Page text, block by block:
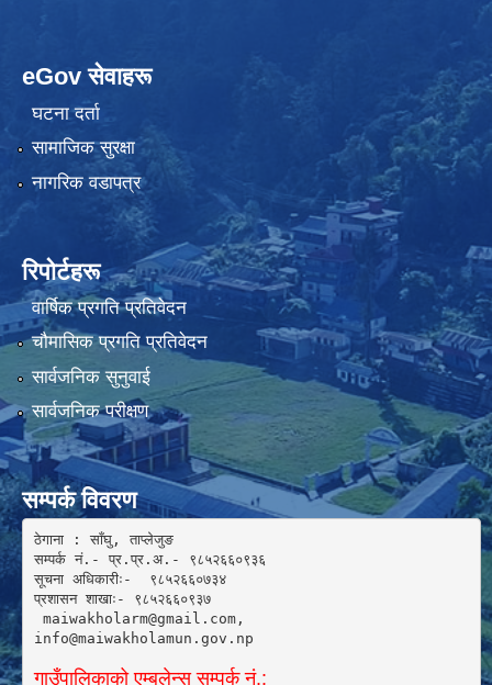
eGov सेवाहरू
घटना दर्ता
सामाजिक सुरक्षा
नागरिक वडापत्र
रिपोर्टहरू
वार्षिक प्रगति प्रतिवेदन
चौमासिक प्रगति प्रतिवेदन
सार्वजनिक सुनुवाई
सार्वजनिक परीक्षण
सम्पर्क विवरण
ठेगाना : साँघु, ताप्लेजुङ
सम्पर्क नं.- प्र.प्र.अ.- ९८५२६६०९३६
सूचना अधिकारीः-  ९८५२६६०७३४
प्रशासन शाखाः- ९८५२६६०९३७
maiwakholarm@gmail.com,
info@maiwakholamun.gov.np
गाउँपालिकाको एम्बुलेन्स सम्पर्क नं.: